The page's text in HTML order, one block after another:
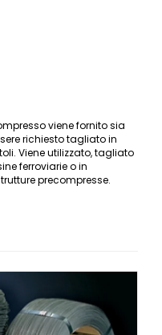
viene fornito sia
richiesto tagliato in
Viene utilizzato, tagliato
ferroviarie o in
precompresse.